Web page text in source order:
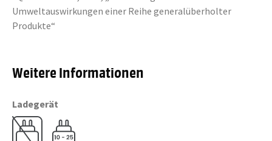
Umweltauswirkungen einer Reihe generalüberholter
Produkte“
Weitere Informationen
Ladegerät